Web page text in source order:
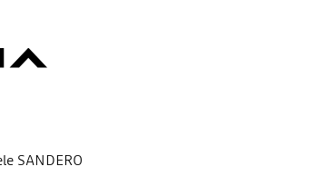
SANDERO